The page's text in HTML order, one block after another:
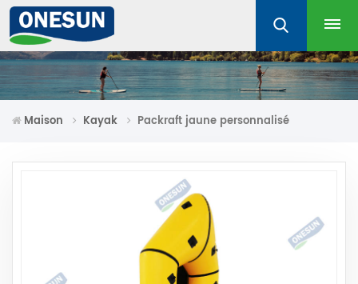
Maison Kayak Packraft jaune personnalisé